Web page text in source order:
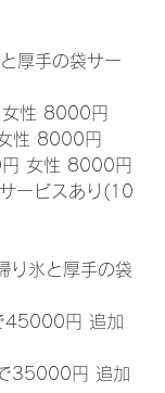
厚手の袋サー
性 8000円
性 8000円
女性 8000円
ービスあり(10
り氷と厚手の袋
45000円 追加
35000円 追加